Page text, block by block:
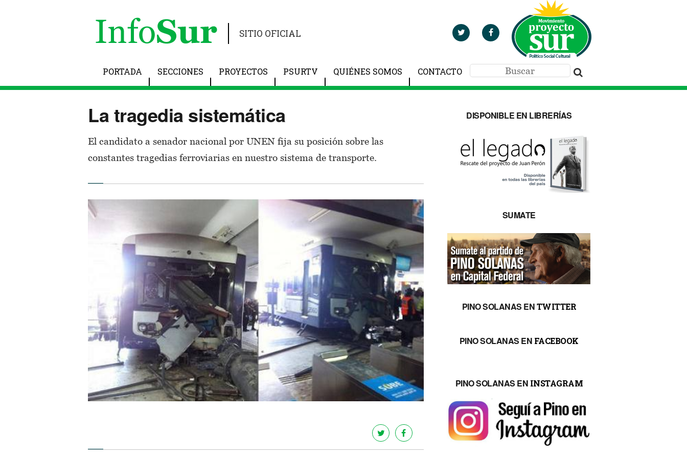
SITIO OFICIAL
PORTADA SECCIONES PROYECTOS PSURTV QUIÉNES SOMOS CONTACTO
La tragedia sistemática
El candidato a senador nacional por UNEN fija su posición sobre las
constantes tragedias ferroviarias en nuestro sistema de transporte.
DISPONIBLE EN LIBRERÍAS
SUMATE
PINO SOLANAS ENTWITTER
PINO SOLANAS EN FACEBOOK
PINO SOLANAS EN INSTAGRAM